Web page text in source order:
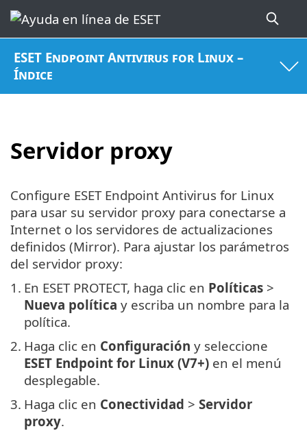
ESET Endpoint Antivirus for Linux –
Índice
Servidor proxy
Configure ESET Endpoint Antivirus for Linux
para usar su servidor proxy para conectarse a
Internet o los servidores de actualizaciones
definidos (Mirror). Para ajustar los parámetros
del servidor proxy:
1. En ESET PROTECT, haga clic en Políticas >
Nueva política y escriba un nombre para la
política.
2. Haga clic en Configuración y seleccione
ESET Endpoint for Linux (V7+) en el menú
desplegable.
3. Haga clic en Conectividad > Servidor
proxy.